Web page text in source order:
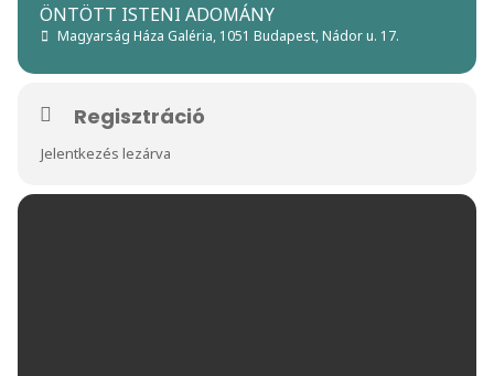
ÖNTÖTT ISTENI ADOMÁNY
Magyarság Háza Galéria, 1051 Budapest, Nádor u. 17.
Regisztráció
Jelentkezés lezárva